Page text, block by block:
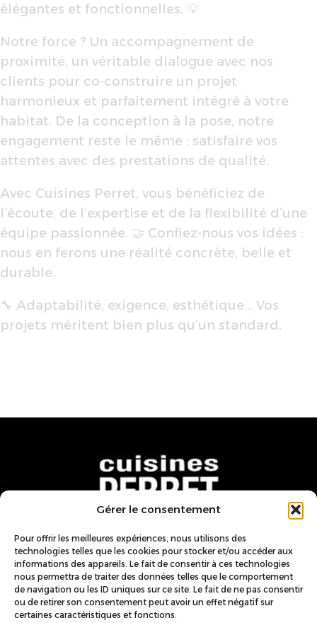
Gérer le consentement
Pour offrir les meilleures expériences, nous utilisons des
technologies telles que les cookies pour stocker et/ou accéder aux
informations des appareils. Le fait de consentir à ces technologies
nous permettra de traiter des données telles que le comportement
de navigation ou les ID uniques sur ce site. Le fait de ne pas consentir
ou de retirer son consentement peut avoir un effet négatif sur
certaines caractéristiques et fonctions.
élégantes et fonctionnelles. 💡
Notre force ? Un accompagnement de
proximité, un véritable dialogue avec nos
clients pour co-construire un projet
harmonieux et parfaitement intégré à votre
habitat. De la conception à la pose, notre
engagement reste le même : satisfaire vos
attentes avec des prestations de qualité.
Avec Cuisines Perret, vous bénéficiez de
l’écoute, de l’expertise et de la flexibilité d’une
équipe passionnée. 🤝 Confiez-nous vos idées :
nous en ferons une réalité concrète, belle et
durable.
🔧 Adaptabilité, exigence, esthétique… Vos
projets méritent bien plus qu’un standard.
Nous trouver
ZA du Bachas, 222 Route de
Charveyron, 01150 Lagnieu
Nous contacter